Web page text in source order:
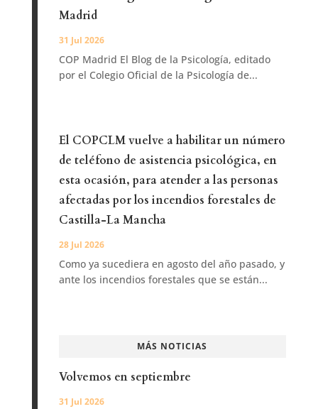
Madrid
31 Jul 2026
COP Madrid El Blog de la Psicología, editado
por el Colegio Oficial de la Psicología de...
El COPCLM vuelve a habilitar un número
de teléfono de asistencia psicológica, en
esta ocasión, para atender a las personas
afectadas por los incendios forestales de
Castilla-La Mancha
28 Jul 2026
Como ya sucediera en agosto del año pasado, y
ante los incendios forestales que se están...
MÁS NOTICIAS
Volvemos en septiembre
31 Jul 2026